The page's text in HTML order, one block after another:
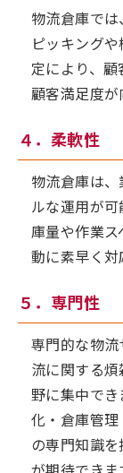
物流倉庫で
ピッキング
定により、顧
顧客満足度が
４．柔軟性
物流倉庫は
ルな運用が
庫量や作業
動に素早く対
５．専門性
専門的な物
流に関する
野に集中で
化・倉庫管
の専門知識